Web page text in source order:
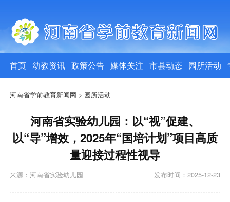
首页 幼教资讯 政策公告 媒体关注 市县动态 园所活动
河南省学前教育新闻网 > 园所活动
河南省实验幼儿园：以“视”促建、
以“导”增效，2025年“国培计划”项目高质
量迎接过程性视导
发布时间：2025-12-23
来源：河南省实验幼儿园